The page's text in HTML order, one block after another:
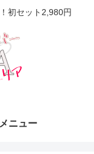
初セット2,980円
メニュー